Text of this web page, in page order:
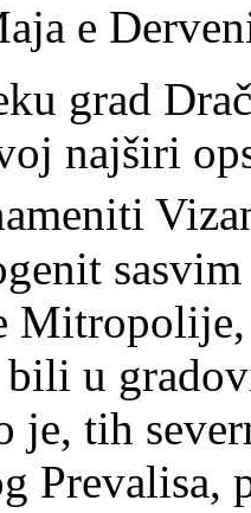
e
grad
najširi
sasvim
u
je, tih
Prevalisa,